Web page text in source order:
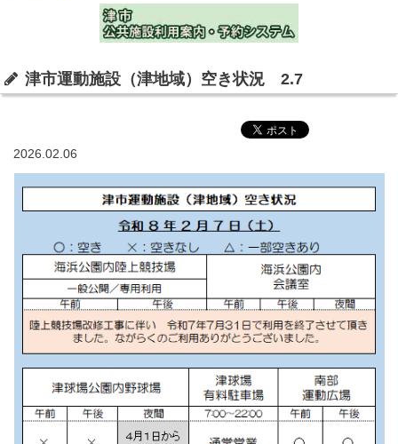
津市運動施設（津地域）空き状況 2.7
2026.02.06